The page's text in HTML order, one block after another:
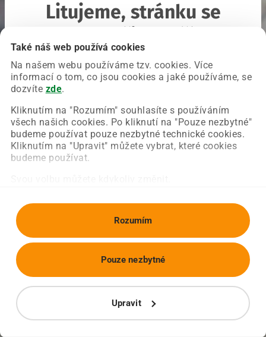
Také náš web používá cookies
Na našem webu používáme tzv. cookies. Více
informací o tom, co jsou cookies a jaké používáme, se
dozvíte zde.
Kliknutím na "Rozumím" souhlasíte s používáním
všech našich cookies. Po kliknutí na "Pouze nezbytné"
budeme používat pouze nezbytné technické cookies.
Kliknutím na "Upravit" můžete vybrat, které cookies
budeme používat.
Rozumím
Upravit
Pouze nezbytné
Litujeme, stránku se
Chyba nastala na naší straně a už ji opravujeme.
Zkuste prosím znovu načíst požadovanou stránku.
Obnovit stránku Úvodní strana